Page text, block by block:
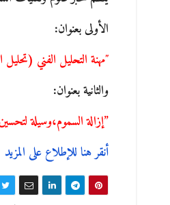
الأولى بعنوان:
″مهنة التحليل الفني
والثانية بعنوان:
”إزالة السموم،وسيلة
أنقر هنا للإطلاع على المزيد